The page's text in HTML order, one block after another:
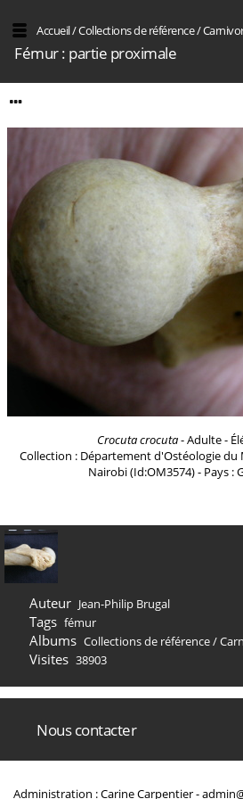
Accueil/Collections de référence/
Fémur : partie proximale
Crocuta crocuta- Adulte -
Collection : Département d'Ostéologie du
Nairobi (Id:OM3574) - Pays :
Auteur Jean-Philip Brugal
Tags fémur
Albums Collections de référence/
Visites 38903
Nous contacter
Administration : Carine Carpentier -